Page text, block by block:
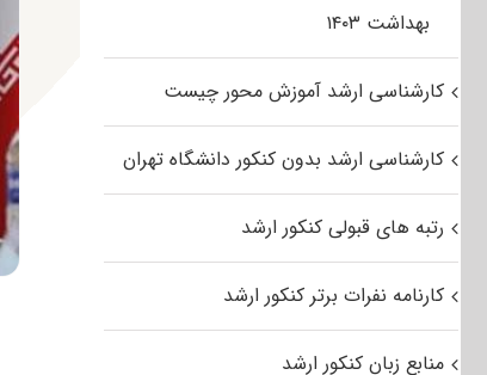
بهداشت ۱۴۰۳
کارشناسی ارشد آموزش محور چیست
کارشناسی ارشد بدون کنکور دانشگاه تهران
رتبه های قبولی کنکور ارشد
کارنامه نفرات برتر کنکور ارشد
منابع زبان کنکور ارشد